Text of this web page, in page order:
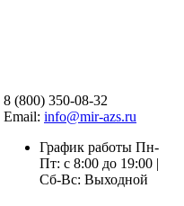
8 (800) 350-08-32
Email: info@mir-azs.ru
График работы Пн-
Пт: с 8:00 до 19:00 |
Сб-Вс: Выходной